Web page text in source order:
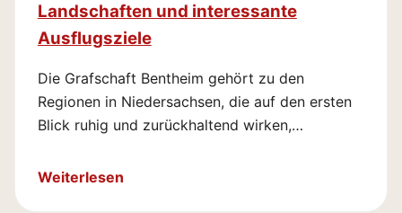
Landschaften und interessante
Ausflugsziele
Die Grafschaft Bentheim gehört zu den
Regionen in Niedersachsen, die auf den ersten
Blick ruhig und zurückhaltend wirken,…
Weiterlesen